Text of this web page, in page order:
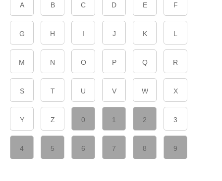
A B C D E F
G H I J K L
M N O P Q R
S T U V W X
Y Z 0 1 2 3
4 5 6 7 8 9